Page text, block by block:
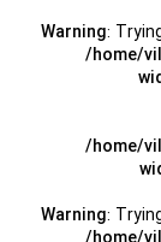
Warning:
/home/
/home/
Warning: